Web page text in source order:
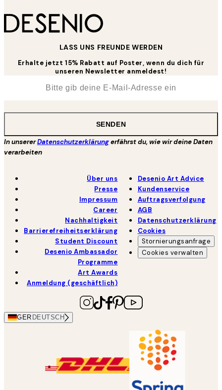
LASS UNS FREUNDE WERDEN
Erhalte jetzt 15% Rabatt auf Poster, wenn du dich für
unseren Newsletter anmeldest!
SENDEN
In unsererDatenschutzerklärungerfährst du, wie wir deine Daten
verarbeiten
Über uns
Presse
Impressum
Career
Nachhaltigkeit
Barrierefreiheitserklärung
Student Discount
Desenio Ambassador
Programme
Art Awards
Anmeldung (geschäftlich)
Desenio Art Advice
Kundenservice
Auftragsverfolgung
AGB
Datenschutzerklärung
Cookies
Stornierungsanfrage
Cookies verwalten
GER DEUTSCH